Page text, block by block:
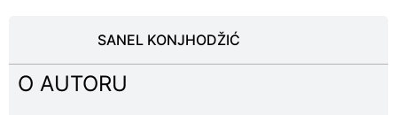
SANEL KONJHODŽIĆ
O AUTORU